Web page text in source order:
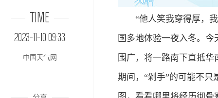
TIME
2023-11-10 09:33
中国天气网
“他人笑我穿得厚，我
国多地体验一夜入冬。
围广，将一路南下直抵
期间，“剁手”的可能不